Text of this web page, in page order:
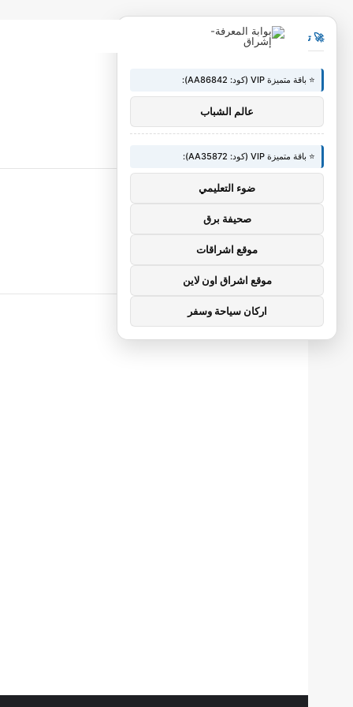
🚀 توصيات :
⭐ باقة متميزة VIP (كود: AA86842):
عالم الشباب
⭐ باقة متميزة VIP (كود: AA35872):
ضوء التعليمي
صحيفة برق
موقع اشراقات
موقع اشراق اون لاين
اركان سياحة وسفر